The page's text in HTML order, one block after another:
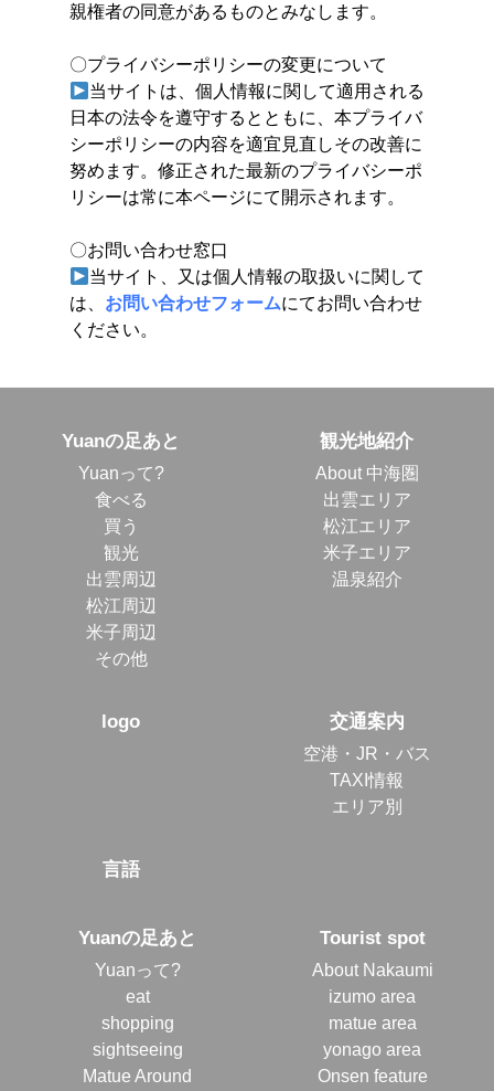
親権者の同意があるものとみなします。
〇プライバシーポリシーの変更について
当サイトは、個人情報に関して適用される
日本の法令を遵守するとともに、本プライバ
シーポリシーの内容を適宜見直しその改善に
努めます。修正された最新のプライバシーポ
リシーは常に本ページにて開示されます。
〇お問い合わせ窓口
当サイト、又は個人情報の取扱いに関して
は、 お問い合わせフォームにてお問い合わせ
ください。
Yuanの足あと
Yuanって?
食べる
買う
観光
出雲周辺
松江周辺
米子周辺
その他
観光地紹介
About 中海圏
出雲エリア
松江エリア
米子エリア
温泉紹介
logo 交通案内
空港・JR・バス
TAXI情報
エリア別
言語
Yuanの足あと
Yuanって?
eat
shopping
sightseeing
Matue Around
Tourist spot
About Nakaumi
izumo area
matue area
yonago area
Onsen feature